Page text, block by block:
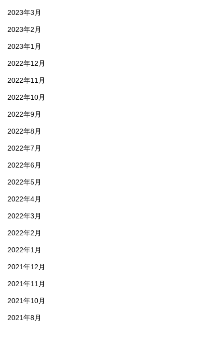
2023年3月
2023年2月
2023年1月
2022年12月
2022年11月
2022年10月
2022年9月
2022年8月
2022年7月
2022年6月
2022年5月
2022年4月
2022年3月
2022年2月
2022年1月
2021年12月
2021年11月
2021年10月
2021年8月